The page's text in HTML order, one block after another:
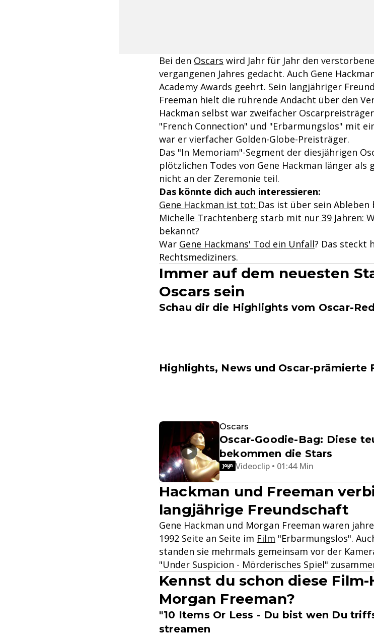
Bei den Oscars wird Jahr für Jahr den
vergangenen Jahres gedacht. Auch Gene
Academy Awards geehrt. Sein langjähriger
Freeman hielt die rührende Andacht über den
Hackman selbst war zweifacher
"French Connection" und "Erbarmungslos" mit
war er vierfacher Golden-Globe-Preisträger.
Das "In Memoriam"-Segment der diesjährigen
plötzlichen Todes von Gene Hackman länger als
nicht an der Zeremonie teil.
Das könnte dich auch interessieren:
Gene Hackman ist tot: Das ist über sein Ableben
Michelle Trachtenberg starb mit nur 39 Jahren:
bekannt?
War Gene Hackmans' Tod ein Unfall? Das steckt
Rechtsmediziners.
Immer auf dem neuesten
Oscars sein
Schau dir die Highlights vom Oscar-
Highlights, News und Oscar-prämierte
Oscars
Oscar-Goodie-Bag: Diese
bekommen die Stars
Videoclip • 01:44 Min
Hackman und Freeman
langjährige Freundschaft
Gene Hackman und Morgan Freeman waren
1992 Seite an Seite im Film "Erbarmungslos".
standen sie mehrmals gemeinsam vor der
"Under Suspicion - Mörderisches Spiel"
Kennst du schon diese
Morgan Freeman?
"10 Items Or Less - Du bist wen Du
streamen